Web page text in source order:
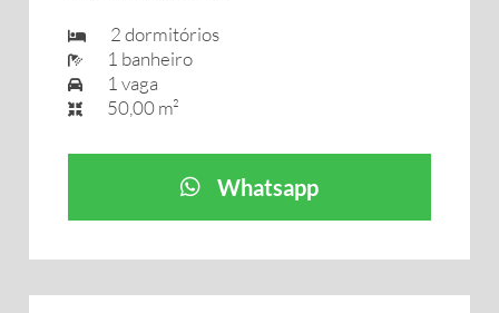
2 dormitórios
1 banheiro
1 vaga
50,00 m²
Whatsapp